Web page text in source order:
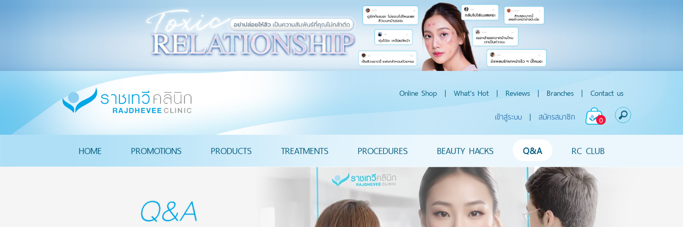
Online Shop | What's Hot | Reviews | Branches | Contact us
0
เข้าสู่ระบบ | สมัครสมาชิก
HOME PROMOTIONS PRODUCTS TREATMENTS PROCEDURES BEAUTY HACKS Q&A RC CLUB